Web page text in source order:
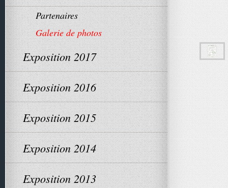
Partenaires
Galerie de photos
Exposition 2017
Exposition 2016
Exposition 2015
Exposition 2014
Exposition 2013